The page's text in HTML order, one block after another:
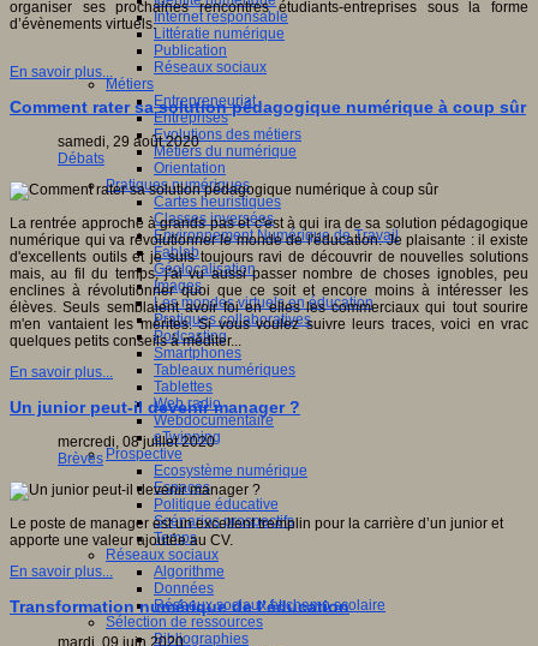
Internet responsable
Littératie numérique
Publication
Réseaux sociaux
Métiers
Entrepreneuriat
Entreprises
Evolutions des métiers
Métiers du numérique
Orientation
Pratiques numériques
Cartes heuristiques
Classes inversées
Environnement Numérique de Travail
Fablab
Géolocalisation
Images
Les mondes virtuels en éducation
Pratiques collaboratives
Podcasting
Smartphones
Tableaux numériques
Tablettes
Web radio
Webdocumentaire
eTwinning
Prospective
Ecosystème numérique
Espaces
Politique éducative
Scénarios prospectifs
Temps
Réseaux sociaux
Algorithme
Données
Réseaux sociaux et champ scolaire
Sélection de ressources
Bibliographies
organiser ses prochaines rencontres étudiants-entreprises sous la forme
d’évènements virtuels.
En savoir plus...
Comment rater sa solution pédagogique numérique à coup sûr
samedi, 29 août 2020
Débats
La rentrée approche à grands pas et c'est à qui ira de sa solution pédagogique
numérique qui va révolutionner le monde de l'éducation. Je plaisante : il existe
d'excellents outils et je suis toujours ravi de découvrir de nouvelles solutions
mais, au fil du temps, j'ai vu aussi passer nombre de choses ignobles, peu
enclines à révolutionner quoi que ce soit et encore moins à intéresser les
élèves. Seuls semblaient avoir foi en elles les commerciaux qui tout sourire
m'en vantaient les mérites. Si vous voulez suivre leurs traces, voici en vrac
quelques petits conseils à méditer...
En savoir plus...
Un junior peut-il devenir manager ?
mercredi, 08 juillet 2020
Brèves
Le poste de manager est un excellent tremplin pour la carrière d’un junior et
apporte une valeur ajoutée au CV.
En savoir plus...
Transformation numérique de l’éducation
mardi, 09 juin 2020